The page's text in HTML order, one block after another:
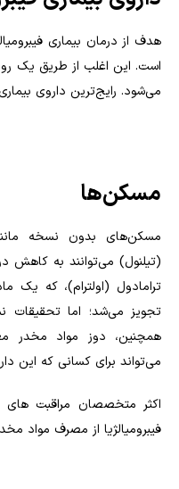
هدف از درمان بیماری
است. این اغلب از طریق یک
می‌شود. رایج‌ترین داروی بیماری
مسکن‌ها
مسکن‌های بدون نسخه مانند
(تیلنول) می‌توانند به کاهش
ترامادول (اولترام)، که یک
تجویز می‌شد؛ اما تحقیقات
همچنین، دوز مواد مخدر
می‌تواند برای کسانی که این
اکثر متخصصان مراقبت های
فیبرومیالژیا از مصرف مواد